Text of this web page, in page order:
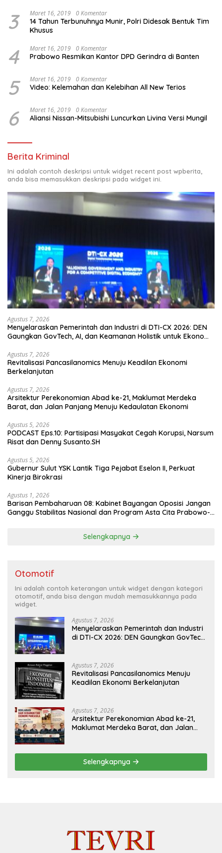
3 Maret 16, 2019 0 Komentar
14 Tahun Terbunuhnya Munir, Polri Didesak Bentuk Tim
Khusus
4 Maret 16, 2019 0 Komentar
Prabowo Resmikan Kantor DPD Gerindra di Banten
5 Maret 16, 2019 0 Komentar
Video: Kelemahan dan Kelebihan All New Terios
6 Maret 16, 2019 0 Komentar
Aliansi Nissan-Mitsubishi Luncurkan Livina Versi Mungil
Berita Kriminal
Ini adalah contoh deskripsi untuk widget recent post wpberita,
anda bisa memasukkan deskripsi pada widget ini.
Agustus 7, 2026
Menyelaraskan Pemerintah dan Industri di DTI-CX 2026: DEN
Gaungkan GovTech, AI, dan Keamanan Holistik untuk Ekonomi
Agustus 7, 2026
Revitalisasi Pancasilanomics Menuju Keadilan Ekonomi
Berkelanjutan
Agustus 7, 2026
Arsitektur Perekonomian Abad ke-21, Maklumat Merdeka
Barat, dan Jalan Panjang Menuju Kedaulatan Ekonomi
Agustus 5, 2026
PODCAST Eps.10: Partisipasi Masyakat Cegah Korupsi, Narsum
Risat dan Denny Susanto.SH
Agustus 5, 2026
Gubernur Sulut YSK Lantik Tiga Pejabat Eselon II, Perkuat
Kinerja Birokrasi
Agustus 1, 2026
Barisan Pembaharuan 08: Kabinet Bayangan Oposisi Jangan
Ganggu Stabilitas Nasional dan Program Asta Cita Prabowo-
Selengkapnya
Otomotif
Ini adalah contoh keterangan untuk widget dengan kategori
otomotif, anda bisa dengan mudah memasukkannya pada
widget.
Agustus 7, 2026
Menyelaraskan Pemerintah dan Industri
di DTI-CX 2026: DEN Gaungkan GovTech,
Agustus 7, 2026
Revitalisasi Pancasilanomics Menuju
Keadilan Ekonomi Berkelanjutan
Agustus 7, 2026
Arsitektur Perekonomian Abad ke-21,
Maklumat Merdeka Barat, dan Jalan
Selengkapnya